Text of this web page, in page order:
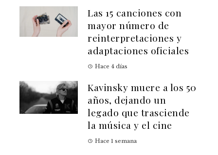
Las 15 canciones con
mayor número de
reinterpretaciones y
adaptaciones oficiales
Hace 4 días
Kavinsky muere a los 50
años, dejando un
legado que trasciende
la música y el cine
Hace 1 semana